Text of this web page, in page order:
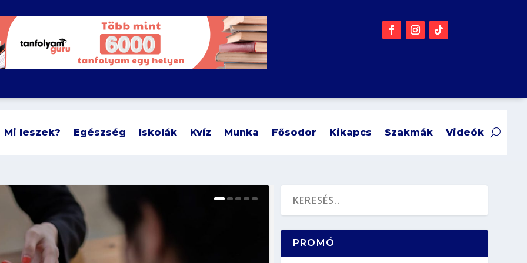
Mi leszek? Egészség Iskolák Kvíz Munka Fősodor Kikapcs Szakmák Videók
PROMÓ